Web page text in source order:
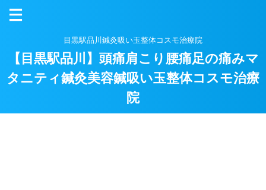
目黒駅品川鍼灸吸い玉整体コスモ治療院
【目黒駅品川】頭痛肩こり腰痛足の痛みマ
タニティ鍼灸美容鍼吸い玉整体コスモ治療
院